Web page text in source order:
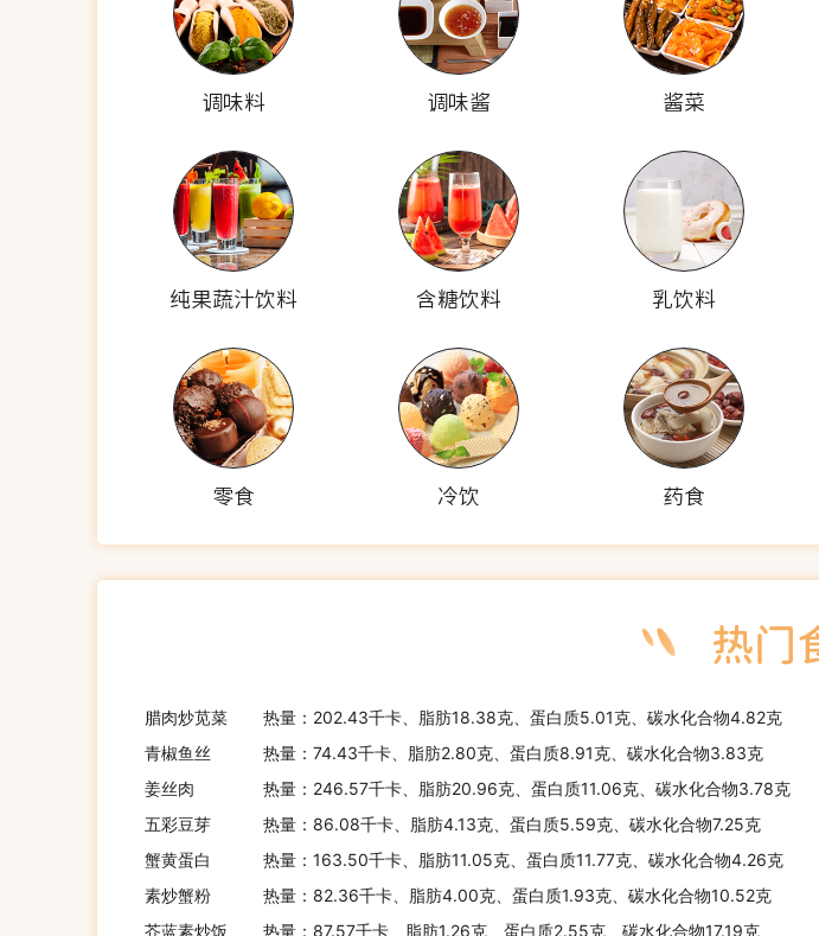
调味料 调味酱 酱菜
纯果蔬汁饮料 含糖饮料 乳饮料
零食 冷饮 药食
腊肉炒苋菜 热量：202.43千卡、脂肪18.38克、蛋白质5.01克、碳水化合物4.82克
青椒鱼丝
热量：74.43千卡、脂肪2.80克、蛋白质8.91克、碳水化合物3.83克
姜丝肉
热量：246.57千卡、脂肪20.96克、蛋白质11.06克、碳水化合物3.78克
五彩豆芽
热量：86.08千卡、脂肪4.13克、蛋白质5.59克、碳水化合物7.25克
蟹黄蛋白
热量：163.50千卡、脂肪11.05克、蛋白质11.77克、碳水化合物4.26克
素炒蟹粉
热量：82.36千卡、脂肪4.00克、蛋白质1.93克、碳水化合物10.52克
芥蓝素炒饭
热量：87.57千卡、脂肪1.26克、蛋白质2.55克、碳水化合物17.19克